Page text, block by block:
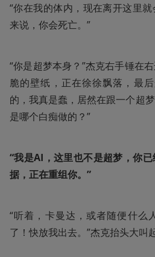
“你在我的体内，现在离开这里
来说，你会死亡。”
“你是超梦本身？”杰克右手锤在
脆的壁纸，正在徐徐飘落，最
的，我真是蠢，居然在跟一个超
是哪个白痴做的？”
“我是AI，这里也不是超梦，你
据，正在重组你。”
“听着，卡曼达，或者随便什么
了！快放我出去。”杰克抬头大叫起